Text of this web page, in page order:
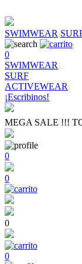
SWIMWEAR
0
SWIMWEAR
SURF
ACTIVEWEAR
¡Escribinos!
MEGA SALE !!!
0
0
0
0